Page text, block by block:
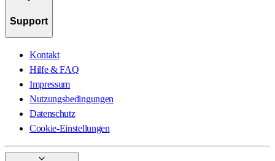
Support
Kontakt
Hilfe & FAQ
Impressum
Nutzungsbedingungen
Datenschutz
Cookie-Einstellungen